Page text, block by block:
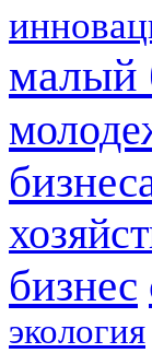
малый
бизнес
экология